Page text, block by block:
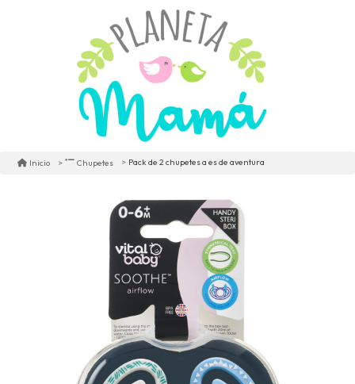
Inicio Chupetes Pack de 2 chupetes a es de aventura